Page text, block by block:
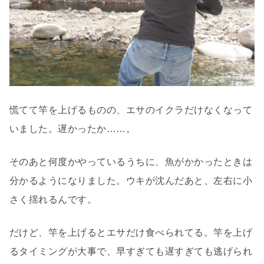
慌てて竿を上げるものの、エサのイクラだけなくなって
いました。遅かったか……。
そのあと何度かやっているうちに、魚がかかったときは
分かるようになりました。ウキが沈んだあと、左右に小
さく揺れるんです。
だけど、竿を上げるとエサだけ食べられてる。竿を上げ
るタイミングが大事で、早すぎても遅すぎても逃げられ